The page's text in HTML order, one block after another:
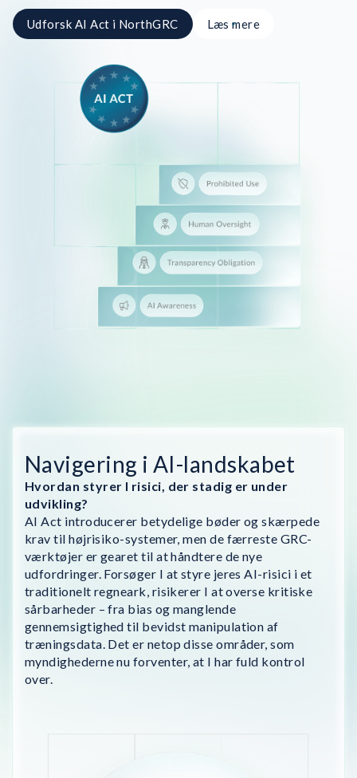
Udforsk AI Act i NorthGRC Læs mere
Navigering i AI-landskabet
Hvordan styrer I risici, der stadig er under
udvikling?
AI Act introducerer betydelige bøder og skærpede
krav til højrisiko-systemer, men de færreste GRC-
værktøjer er gearet til at håndtere de nye
udfordringer. Forsøger I at styre jeres AI-risici i et
traditionelt regneark, risikerer I at overse kritiske
sårbarheder – fra bias og manglende
gennemsigtighed til bevidst manipulation af
træningsdata. Det er netop disse områder, som
myndighederne nu forventer, at I har fuld kontrol
over.